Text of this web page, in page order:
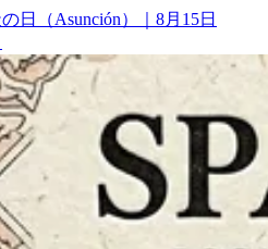
日（Asunción）
8月15日